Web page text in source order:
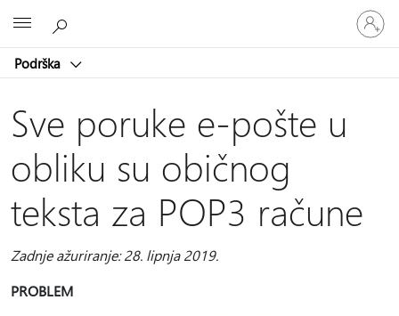
Podrška
Prijavite
se
u
račun
Sve poruke e-pošte u
obliku su običnog
teksta za POP3 račune
Zadnje ažuriranje: 28. lipnja 2019.
PROBLEM